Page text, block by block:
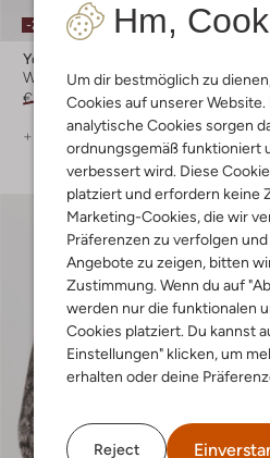
Hm,
Um dir bestmöglich zu
Cookies auf unserer
analytische Cookies sorgen
ordnungsgemäß funktioniert
verbessert wird. Diese
platziert und erfordern keine
Marketing-Cookies, die wir
Präferenzen zu verfolgen
Angebote zu zeigen, bitten
Zustimmung. Wenn du auf
werden nur die funktionalen
Cookies platziert. Du kannst
Einstellungen" klicken, um
erhalten oder deine
Reject
-20%
Ydence
Weite Hose
€ 79,99 € 63,99
+ mehr farben